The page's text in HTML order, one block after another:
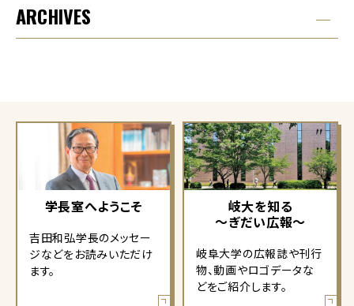
ARCHIVES
学長室へようこそ
吉田和弘学長のメッセー
ジなどをお読みいただけ
ます。
岐大を知る
～ぎだい広報～
岐阜大学の広報誌や刊行
物、動画やロゴデータな
どをご紹介します。